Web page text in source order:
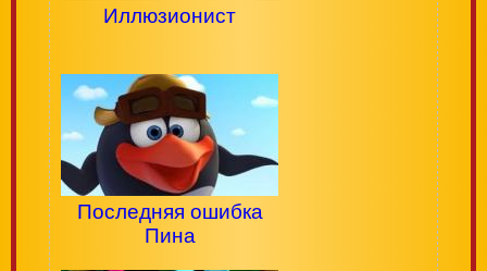
Иллюзионист
Последняя ошибка
Пина